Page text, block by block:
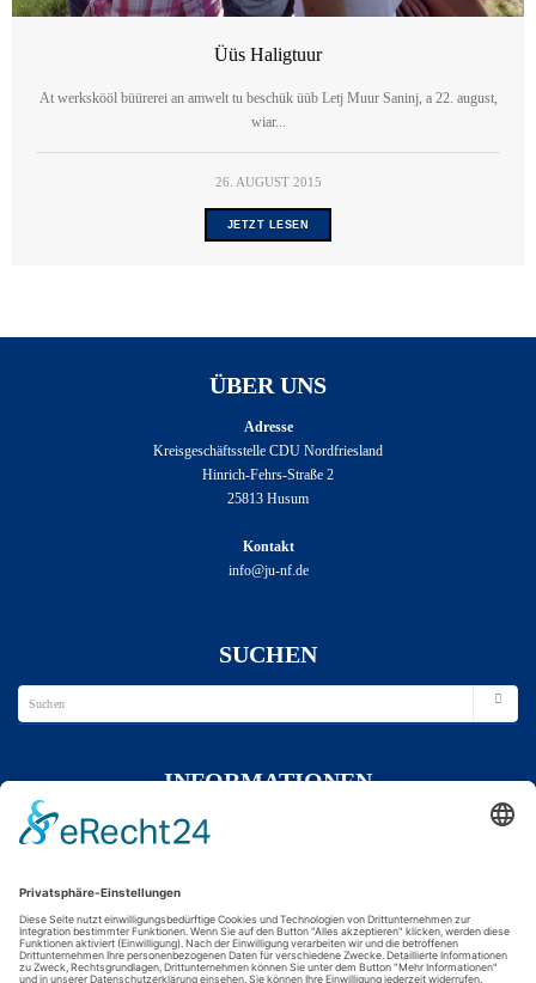
Üüs Haligtuur
At werkskööl büürerei an amwelt tu beschük üüb Letj Muur Saninj, a 22. august,
wiar...
26. AUGUST 2015
JETZT LESEN
ÜBER UNS
Adresse
Kreisgeschäftsstelle CDU Nordfriesland
Hinrich-Fehrs-Straße 2
25813 Husum
Kontakt
info@ju-nf.de
SUCHEN
INFORMATIONEN